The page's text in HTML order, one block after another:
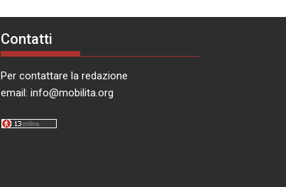
Contatti
Per contattare la redazione
email: info@mobilita.org